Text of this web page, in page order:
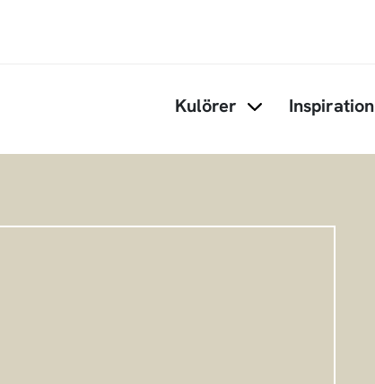
Kulörer Inspiration